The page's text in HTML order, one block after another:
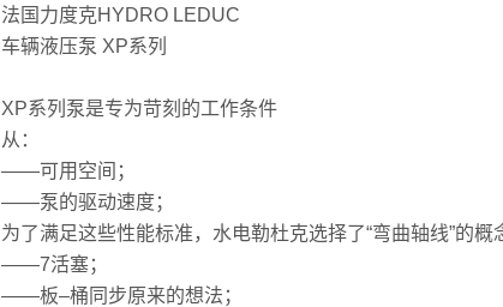
法国力度克HYDRO LEDUC
车辆液压泵 XP系列
XP系列泵是专为苛刻的工作条件
从：
——可用空间；
——泵的驱动速度；
为了满足这些性能标准，水电勒杜克选择了“弯曲轴线”的概
——7活塞；
——板–桶同步原来的想法；